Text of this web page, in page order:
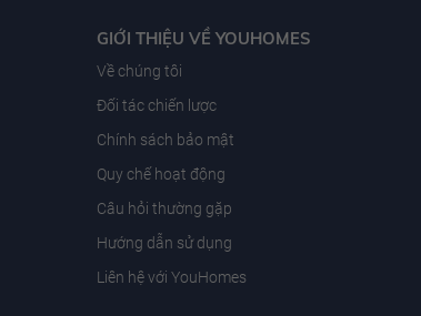
GIỚI THIỆU VỀ YOUHOMES
Về chúng tôi
Đối tác chiến lược
Chính sách bảo mật
Quy chế hoạt động
Câu hỏi thường gặp
Hướng dẫn sử dụng
Liên hệ với YouHomes